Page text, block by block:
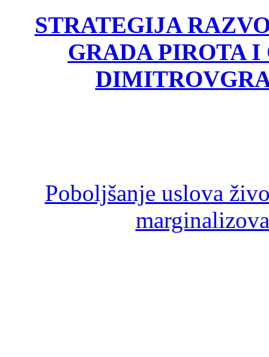
STRATEGIJA
GRADA PIROTA
Poboljšanje uslova